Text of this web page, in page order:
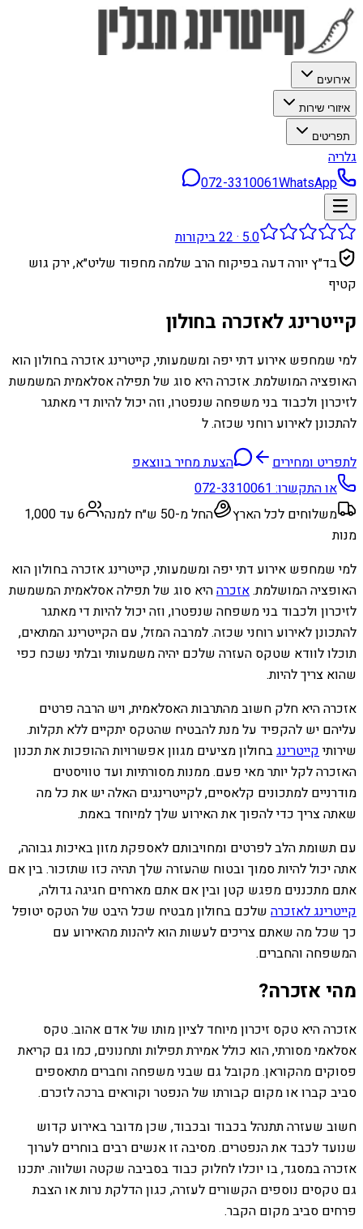
אירועים
איזורי שירות
תפריטים
גלריה
072-3310061WhatsApp
5.0
·
22ביקורות
בד״ץ יורה דעה בפיקוח הרב שלמה מחפוד שליט״א, ירק גוש
קטיף
קייטרינג לאזכרה בחולון
למי שמחפש אירוע דתי יפה ומשמעותי, קייטרינג אזכרה בחולון הוא
האופציה המושלמת. אזכרה היא סוג של תפילה אסלאמית המשמשת
לזיכרון ולכבוד בני משפחה שנפטרו, וזה יכול להיות די מאתגר
להתכונן לאירוע רוחני שכזה. ל
לתפריט ומחירים
הצעת מחיר בווצאפ
או התקשרו:072-3310061
משלוחים לכל הארץ
החל מ-50 ש״ח למנה
6 עד 1,000
מנות
למי שמחפש אירוע דתי יפה ומשמעותי, קייטרינג אזכרה בחולון הוא
האופציה המושלמת.אזכרההיא סוג של תפילה אסלאמית המשמשת
לזיכרון ולכבוד בני משפחה שנפטרו, וזה יכול להיות די מאתגר
להתכונן לאירוע רוחני שכזה. למרבה המזל, עם הקייטרינג המתאים,
תוכלו לוודא שטקס העזרה שלכם יהיה משמעותי ובלתי נשכח כפי
שהוא צריך להיות.
אזכרה היא חלק חשוב מהתרבות האסלאמית, ויש הרבה פרטים
עליהם יש להקפיד על מנת להבטיח שהטקס יתקיים ללא תקלות.
שירותיקייטרינגבחולון מציעים מגוון אפשרויות ההופכות את תכנון
האזכרה לקל יותר מאי פעם. ממנות מסורתיות ועד טוויסטים
מודרניים למתכונים קלאסיים, לקייטרינגים האלה יש את כל מה
שאתה צריך כדי להפוך את האירוע שלך למיוחד באמת.
עם תשומת הלב לפרטים ומחויבותם לאספקת מזון באיכות גבוהה,
אתה יכול להיות סמוך ובטוח שהעזרה שלך תהיה כזו שתזכור. בין אם
אתם מתכננים מפגש קטן ובין אם אתם מארחים חגיגה גדולה,
קייטרינג לאזכרה שלכם בחולון מבטיח שכל היבט של הטקס יטופל
כך שכל מה שאתם צריכים לעשות הוא ליהנות מהאירוע עם
המשפחה והחברים.
מהי אזכרה?
אזכרה היא טקס זיכרון מיוחד לציון מותו של אדם אהוב. טקס
אסלאמי מסורתי, הוא כולל אמירת תפילות ותחנונים, כמו גם קריאת
פסוקים מהקוראן. מקובל גם שבני משפחה וחברים מתאספים
סביב קברו או מקום קבורתו של הנפטר וקוראים ברכה לזכרם.
חשוב שעזרה תתנהל בכבוד ובכבוד, שכן מדובר באירוע קדוש
שנועד לכבד את הנפטרים. מסיבה זו אנשים רבים בוחרים לערוך
אזכרה במסגד, בו יוכלו לחלוק כבוד בסביבה שקטה ושלווה. יתכנו
גם טקסים נוספים הקשורים לעזרה, כגון הדלקת נרות או הצבת
פרחים סביב מקום הקבר.